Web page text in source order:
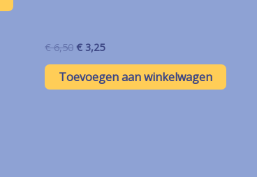
€6,50 Oorspronkelijke
was:
€ 6,50.
€ 3,25Huidige
is:
€ 3,25.
Toevoegen aan winkelwagen